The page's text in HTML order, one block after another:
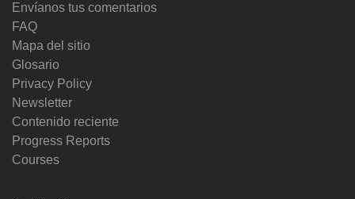
Envíanos tus comentarios
FAQ
Mapa del sitio
Glosario
Privacy Policy
Newsletter
Contenido reciente
Progress Reports
Courses